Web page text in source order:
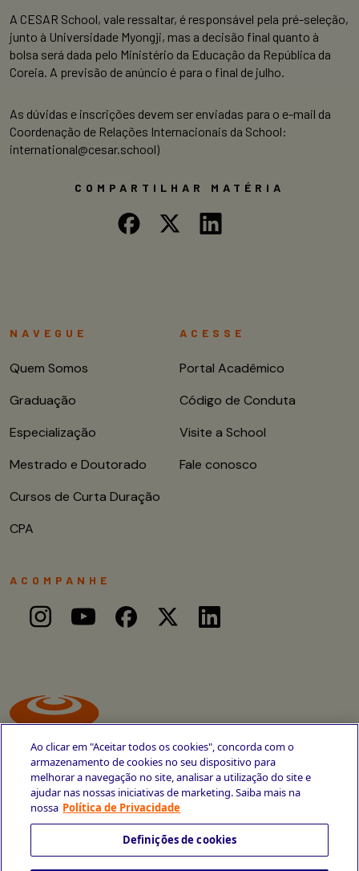
A CESAR School, vale ressaltar, é responsável pela pré-seleção,
junto à Universidade Myongji, mas a decisão final quanto à
bolsa será dada pelo Ministério da Educação da República da
Coreia. A previsão de anúncio é para o final de julho.
As dúvidas e inscrições devem ser enviadas para o e-mail da
Coordenação de Relações Internacionais da School:
international@cesar.school)
COMPARTILHAR MATÉRIA
Avenida Cais do Apolo, 77
+55 81 3419-6700
NAVEGUE
Quem Somos
Graduação
Especialização
Mestrado e Doutorado
Cursos de Curta Duração
CPA
ACESSE
Portal Acadêmico
Código de Conduta
Visite a School
Fale conosco
ACOMPANHE
Ao clicar em "Aceitar todos os cookies", concorda com o
armazenamento de cookies no seu dispositivo para
melhorar a navegação no site, analisar a utilização do site e
ajudar nas nossas iniciativas de marketing. Saiba mais na
nossa Política de Privacidade
Definições de cookies